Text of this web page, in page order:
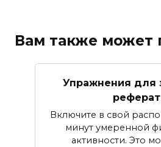
Вам также может
Упражнения для
реферат
Включите в свой
минут умеренной
активности. Это